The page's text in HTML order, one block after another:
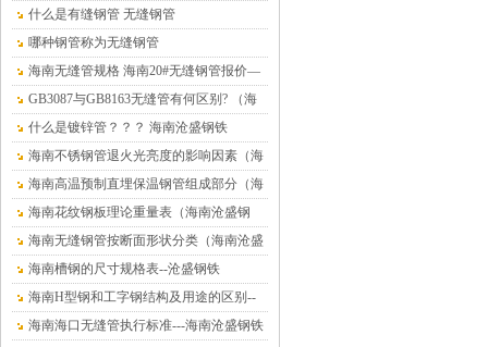
什么是有缝钢管 无缝钢管
哪种钢管称为无缝钢管
海南无缝管规格 海南20#无缝钢管报价—
海南沧盛钢材
GB3087与GB8163无缝管有何区别? （海
南沧盛钢铁）
什么是镀锌管？？？ 海南沧盛钢铁
海南不锈钢管退火光亮度的影响因素（海
南沧盛钢铁）
海南高温预制直埋保温钢管组成部分（海
南沧盛钢铁）
海南花纹钢板理论重量表（海南沧盛钢
铁）
海南无缝钢管按断面形状分类（海南沧盛
钢铁）
海南槽钢的尺寸规格表--沧盛钢铁
海南H型钢和工字钢结构及用途的区别--
沧盛钢铁
海南海口无缝管执行标准---海南沧盛钢铁